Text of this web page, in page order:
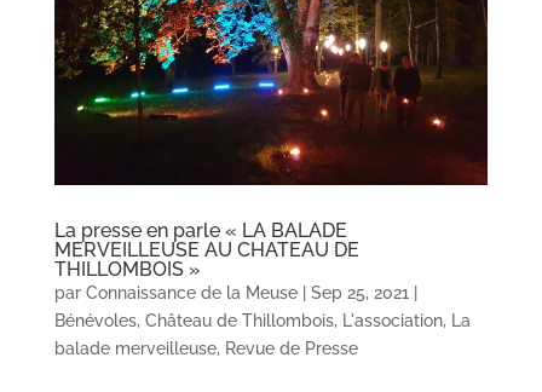
La presse en parle « LA BALADE
MERVEILLEUSE AU CHATEAU DE
THILLOMBOIS »
par Connaissance de la Meuse| Sep 25, 2021
Bénévoles, Château de Thillombois, L'association,
La
balade merveilleuse, Revue de Presse